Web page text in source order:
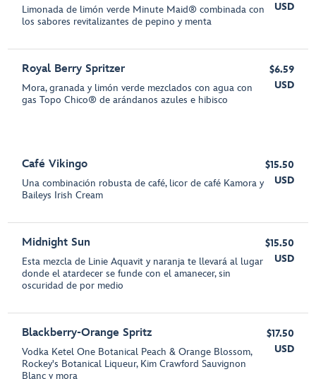
Limonada de limón verde Minute Maid® combinada con
los sabores revitalizantes de pepino y menta
USD
Royal Berry Spritzer
Mora, granada y limón verde mezclados con agua con
gas Topo Chico® de arándanos azules e hibisco
$6.59
USD
Café Vikingo
Una combinación robusta de café, licor de café Kamora y
Baileys Irish Cream
$15.50
USD
Midnight Sun
Esta mezcla de Linie Aquavit y naranja te llevará al lugar
donde el atardecer se funde con el amanecer, sin
oscuridad de por medio
$15.50
USD
Blackberry-Orange Spritz
Vodka Ketel One Botanical Peach & Orange Blossom,
Rockey's Botanical Liqueur, Kim Crawford Sauvignon
Blanc y mora
$17.50
USD